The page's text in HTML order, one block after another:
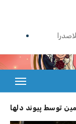
توسط پیوند دلها